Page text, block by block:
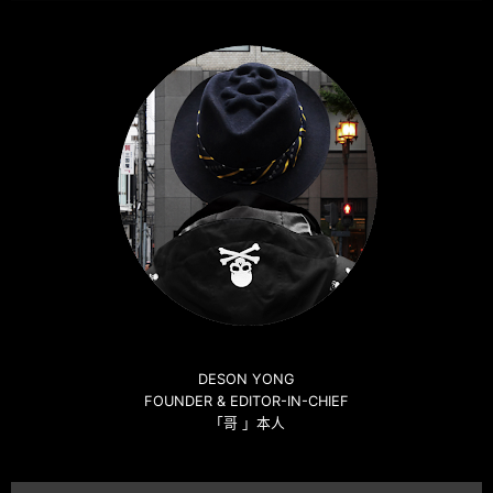
DESON YONG
FOUNDER & EDITOR-IN-CHIEF
「哥 」本人